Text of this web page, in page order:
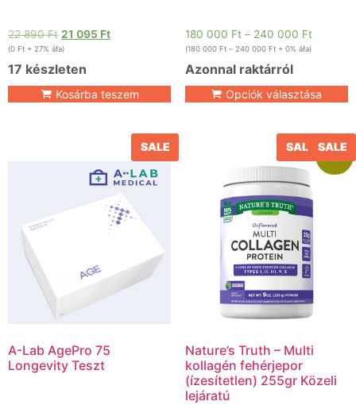
22 890Ft 21 095 Ft
(0 Ft + 27% áfa)
17 készleten
Kosárba teszem
180 000 Ft – 240 000 Ft
(180 000 Ft– 240 000 Ft+ 0% áfa)
Azonnal raktárról
Opciók választása
SALE
A-Lab AgePro 75
Longevity Teszt
SALE SALE
Nature’s Truth – Multi
kollagén fehérjepor
(ízesítetlen) 255gr Közeli
lejáratú